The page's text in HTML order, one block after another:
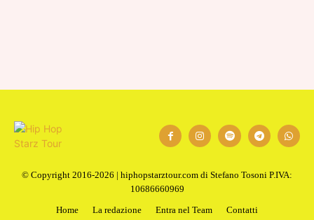
© Copyright 2016-2026 | hiphopstarztour.com di Stefano Tosoni P.IVA:
10686660969
Home
La redazione Entra nel Team Contatti